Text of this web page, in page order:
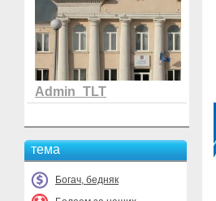
Admin_TLT
тема
Богач, бедняк